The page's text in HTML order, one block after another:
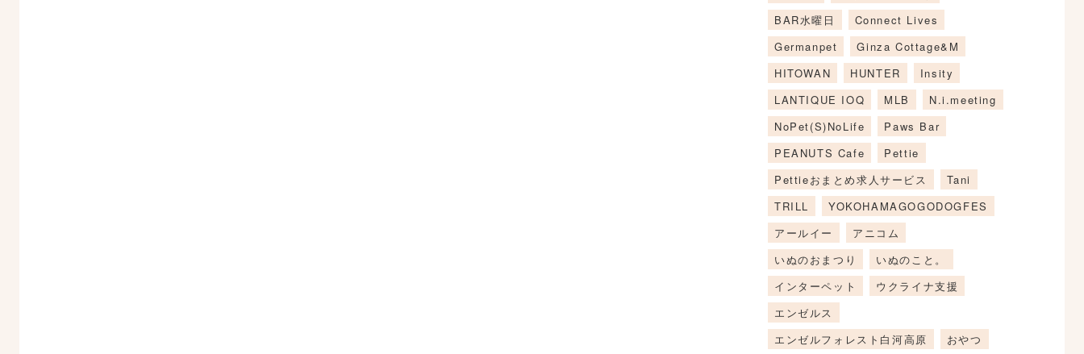
BAR水曜日
Connect Lives
Germanpet
Ginza Cottage&M
HITOWAN
HUNTER
Insity
LANTIQUE IOQ
MLB
N.i.meeting
NoPet(S)NoLife
Paws Bar
PEANUTS Cafe
Pettie
Pettieおまとめ求人サービス
Tani
TRILL
YOKOHAMAGOGODOGFES
アールイー
アニコム
いぬのおまつり
いぬのこと。
インターペット
ウクライナ支援
エンゼルス
エンゼルフォレスト白河高原
おやつ